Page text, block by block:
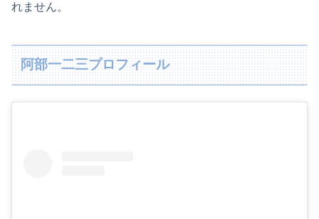
れません。
阿部一二三プロフィール